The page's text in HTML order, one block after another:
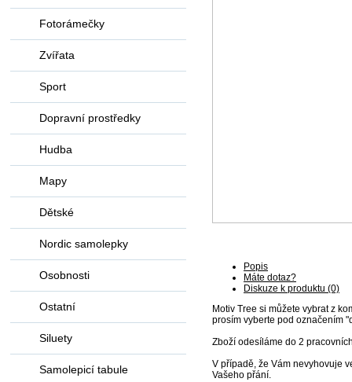
Popis
Máte dotaz?
Diskuze k produktu (0)
Motiv Tree si můžete vybrat z
prosím vyberte pod označením
Zboží odesíláme do 2
V případě, že Vám nevyhovuje
Vašeho přání.
Fotorámečky
Zvířata
Sport
Dopravní prostředky
Hudba
Mapy
Dětské
Nordic samolepky
Osobnosti
Ostatní
Siluety
Samolepicí tabule